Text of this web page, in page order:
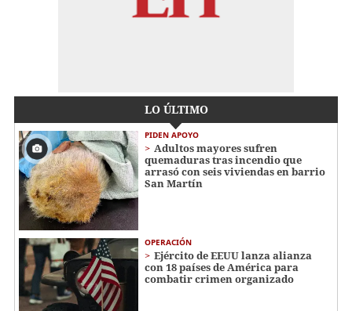
LO ÚLTIMO
PIDEN APOYO
Adultos mayores sufren
quemaduras tras incendio que
arrasó con seis viviendas en barrio
San Martín
OPERACIÓN
Ejército de EEUU lanza alianza
con 18 países de América para
combatir crimen organizado